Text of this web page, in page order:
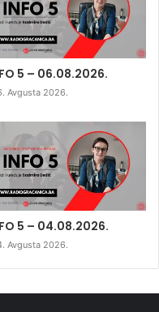
5 – 06.08.2026.
Avgusta 2026.
5 – 04.08.2026.
Avgusta 2026.